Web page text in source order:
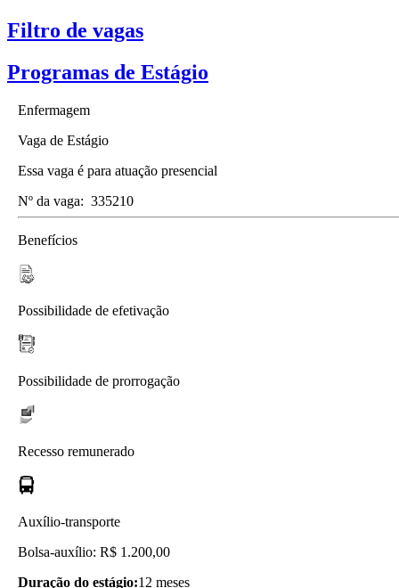
Filtro de vagas
Programas de Estágio
Enfermagem
Vaga de Estágio
Essa vaga é para atuação presencial
Nº da vaga: 335210
Benefícios
Possibilidade de efetivação
Possibilidade de prorrogação
Recesso remunerado
Auxílio-transporte
Bolsa-auxílio: R$ 1.200,00
Duração do estágio:12 meses